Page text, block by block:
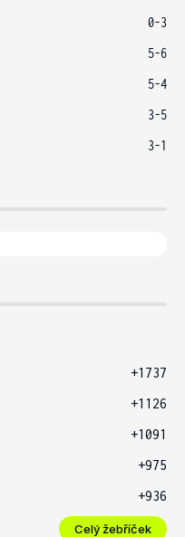
0-3
5-6
5-4
3-5
3-1
+1737
+1126
+1091
+975
+936
Celý žebříček